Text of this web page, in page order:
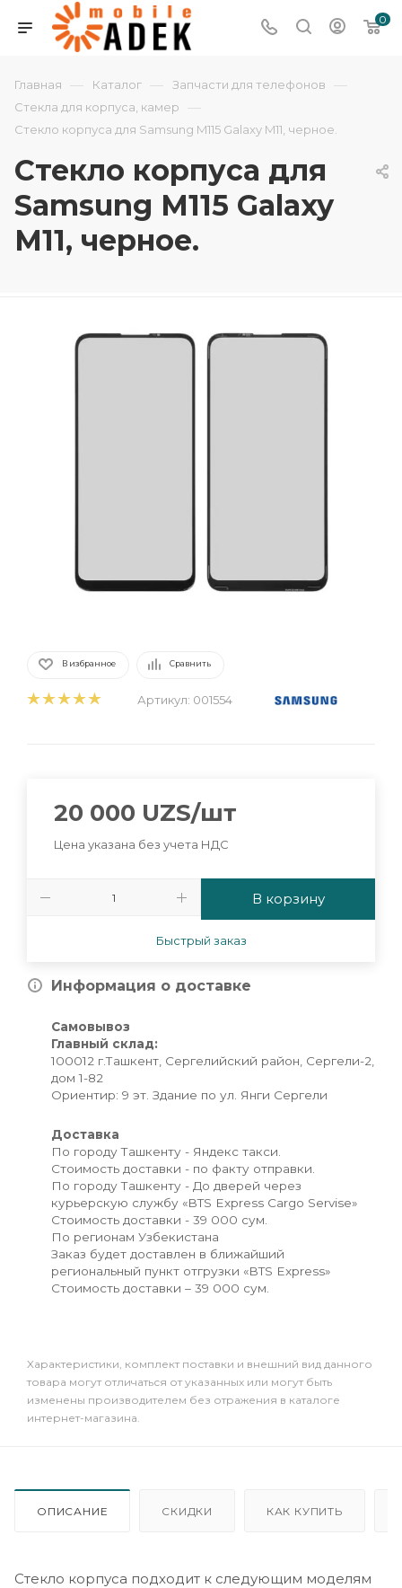
0
Главная — Каталог — Запчасти для телефонов —
Стекла для корпуса, камер —
Стекло корпуса для Samsung M115 Galaxy M11, черное.
Стекло корпуса для
Samsung M115 Galaxy
M11, черное.
В избранное Сравнить
Артикул: 001554
20 000 UZS/шт
Цена указана без учета НДС
В корзину
Быстрый заказ
Информация о доставке
Самовывоз
Главный склад:
100012 г.Ташкент, Сергелийский район, Сергели-2,
дом 1-82
Ориентир: 9 эт. Здание по ул. Янги Сергели
Доставка
По городу Ташкенту - Яндекс такси.
Стоимость доставки - по факту отправки.
По городу Ташкенту - До дверей через
курьерскую службу «BTS Express Cargo Servise»
Стоимость доставки - 39 000 сум.
По регионам Узбекистана
Заказ будет доставлен в ближайший
региональный пункт отгрузки «BTS Express»
Стоимость доставки – 39 000 сум.
Xарактеристики, комплект поставки и внешний вид данного
товара могут отличаться от указанных или могут быть
изменены производителем без отражения в каталоге
интернет-магазина.
ОПИСАНИЕ СКИДКИ КАК КУПИТЬ
Стекло корпуса подходит к следующим моделям